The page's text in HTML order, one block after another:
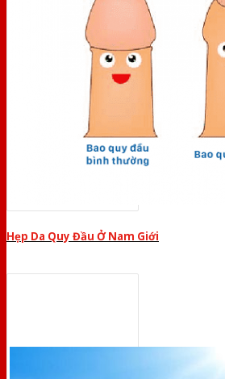
Hẹp Da Quy Đầu Ở Nam Giới